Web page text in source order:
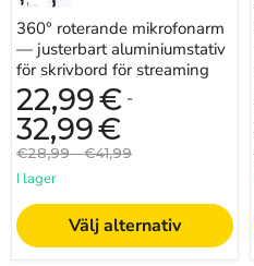
360° roterande mikrofonarm
— justerbart aluminiumstativ
för skrivbord för streaming
22,99€ -
32,99€
Originalpris
€28,99 -Originalpris
€41,99
I lager
Välj alternativ